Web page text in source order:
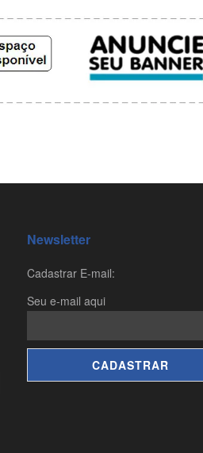
Newsletter
Cadastrar E-mail:
Seu e-mail aqui